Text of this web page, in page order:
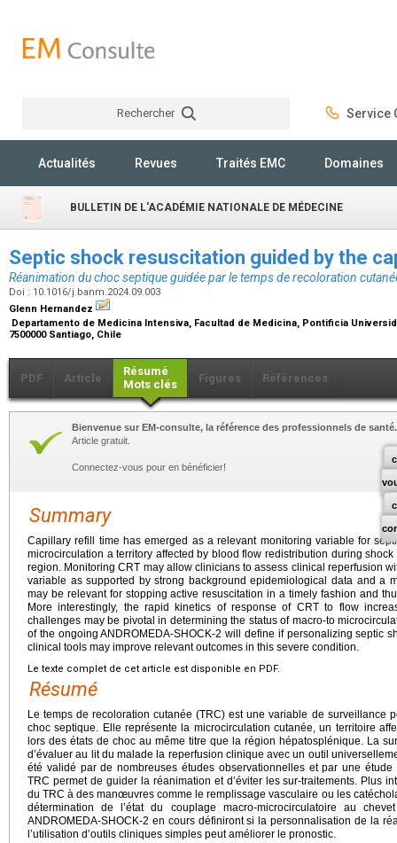
Rechercher Service
Actualités Revues Traités EMC Domaines
BULLETIN DE L'ACADÉMIE NATIONALE DE MÉDECINE
Septic shock resuscitation guided by the
Réanimation du choc septique guidée par le temps de recoloration
Doi : 10.1016/j.banm.2024.09.003
Glenn Hernandez
Departamento de Medicina Intensiva, Facultad de Medicina, Pontificia
7500000 Santiago, Chile
PDF Article
Résumé
Mots clés
Figures Références
Bienvenue sur EM-consulte, la référence des professionnels de santé.
Article gratuit.
Connectez-vous pour en bénéficier!
Summary
Capillary refill time has emerged as a relevant monitoring variable for
microcirculation a territory affected by blood flow redistribution during
region. Monitoring CRT may allow clinicians to assess clinical reperfusion
variable as supported by strong background epidemiological data and a
may be relevant for stopping active resuscitation in a timely fashion and
More interestingly, the rapid kinetics of response of CRT to flow
challenges may be pivotal in determining the status of macro-to
of the ongoing ANDROMEDA-SHOCK-2 will define if personalizing septic
clinical tools may improve relevant outcomes in this severe condition.
Le texte complet de cet article est disponible en PDF.
Résumé
Le temps de recoloration cutanée (TRC) est une variable de surveillance
choc septique. Elle représente la microcirculation cutanée, un territoire
lors des états de choc au même titre que la région hépatosplénique. La
d’évaluer au lit du malade la reperfusion clinique avec un outil
été validé par de nombreuses études observationnelles et par une
TRC permet de guider la réanimation et d’éviter les sur-traitements. Plus
du TRC à des manœuvres comme le remplissage vasculaire ou les
détermination de l’état du couplage macro-microcirculatoire au
ANDROMEDA-SHOCK-2 en cours définiront si la personnalisation de la
l’utilisation d’outils cliniques simples peut améliorer le pronostic.